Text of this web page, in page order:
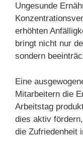
Ungesunde
erhöhten
bringt nicht nur
sondern
Eine
Mitarbeitern die
Arbeitstag
dies aktiv
die Zufriedenheit